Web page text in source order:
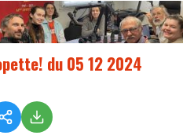
du 05 12 2024